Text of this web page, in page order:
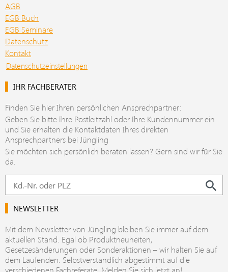
AGB
EGB Buch
EGB Seminare
Datenschutz
Kontakt
Datenschutzeinstellungen
IHR FACHBERATER
Finden Sie hier Ihren persönlichen Ansprechpartner:
Geben Sie bitte Ihre Postleitzahl oder Ihre Kundennummer ein
und Sie erhalten die Kontaktdaten Ihres direkten
Ansprechpartners bei Jüngling
Sie möchten sich persönlich beraten lassen? Gern sind wir für Sie
da.
NEWSLETTER
Mit dem Newsletter von Jüngling bleiben Sie immer auf dem
aktuellen Stand. Egal ob Produktneuheiten,
Gesetzesänderungen oder Sonderaktionen – wir halten Sie auf
dem Laufenden. Selbstverständlich abgestimmt auf die
verschiedenen Fachreferate. Melden Sie sich jetzt an!